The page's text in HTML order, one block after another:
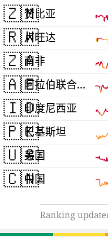
🇿🇲赞比亚
🇷🇼卢旺达
🇿🇦
南非
🇦🇪 阿拉伯联合酋长国
🇮🇩印度尼西亚
🇵🇰巴基斯坦
🇺🇸
美国
🇨🇳
中国
Ranking